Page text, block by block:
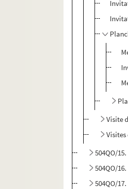
Visite
504QO/
504QO/
504QO/